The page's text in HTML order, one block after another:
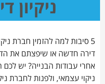
ניקיון
5 סיבות למה להזמין חברת
דירה חדשה או שיפצתם את
אחרי עבודות הבנייה? יש
ניקוי עצמאי, ולפנות לחברת